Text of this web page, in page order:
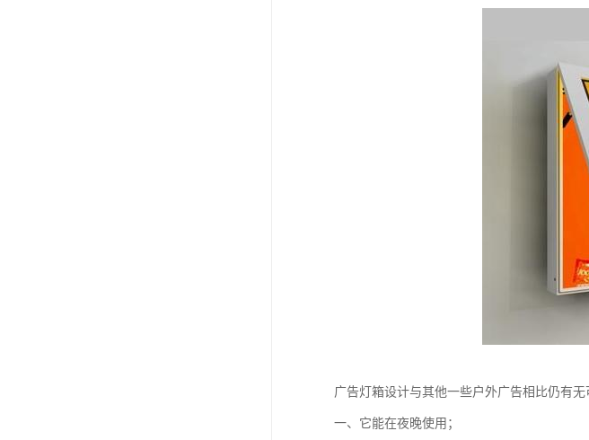
广告灯箱设计与其他一些户外广告相比仍有无
一、它能在夜晚使用；